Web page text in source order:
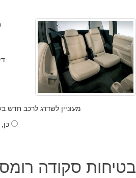
מעוניין לשדרג לרכב חדש
בטיחות סקודה רומסטר 2007 - 2015